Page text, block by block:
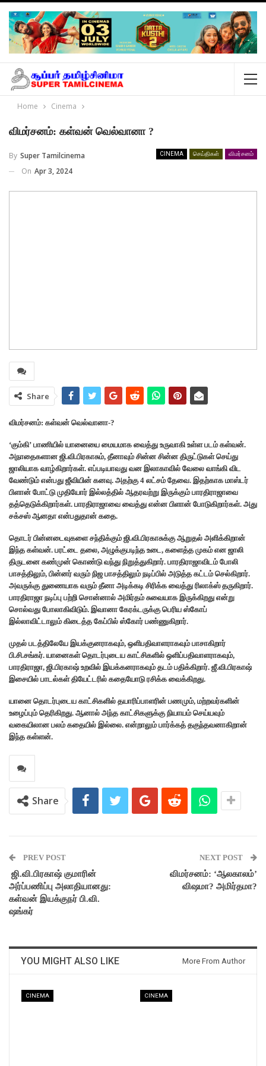
Home Cinema
விமர்சனம்: கள்வன் வெல்வானா ?
CINEMA செய்திகள் விமர்சனம்
By Super Tamilcinema
On Apr 3, 2024
Share
விமர்சனம்: கள்வன் வெல்வானா-?
‘கும்கி’ பாணியில் யானையை மையமாக வைத்து உருவாகி உள்ள படம் கள்வன்.
அநாதைகளான ஜி.வி.பிரகாசும், தீனாவும் சின்ன சின்ன திருட்டுகள் செய்து
ஜாலியாக வாழ்கிறார்கள். எப்படியாவது வன இலாகாவில் வேலை வாங்கி விட
வேண்டும் என்பது ஜீவியின் கனவு. அதற்கு 4 லட்சம் தேவை. இதற்காக மாஸ்டர்
பிளான் போட்டு முதியோர் இல்லத்தில் ஆதரவற்று இருக்கும் பாரதிராஜாவை
தத்தெடுக்கிறார்கள். பாரதிராஜாவை வைத்து என்ன பிளான் போடுகிறார்கள். அது
சக்சஸ் ஆனதா என்பதுதான் கதை.
தொடர் பின்னடைவுகளை சந்திக்கும் ஜி.வி.பிரகாசுக்கு ஆறுதல் அளிக்கிறான்
இந்த கள்வன். பரட்டை தலை, அழுக்குபடிந்த உடை, களைத்த முகம் என ஜாலி
திருடனை கண்முன் கொண்டு வந்து நிறுத்துகிறார். பாரதிராஜாவிடம் போலி
பாசத்திலும், பின்னர் வரும் நிஜ பாசத்திலும் நடிப்பில் அடுத்த கட்டம் செல்கிறார்.
அவருக்கு துணையாக வரும் தீனா அடிக்கடி சிரிக்க வைத்து ரிலாக்ஸ் தருகிறார்.
பாரதிராஜா நடிப்பு பற்றி சொன்னால் அமிர்தம் சுவையாக இருக்கிறது என்று
சொல்வது போலாகிவிடும். இவானா கேரக்டருக்கு பெரிய ஸ்கோப்
இல்லாவிட்டாலும் கிடைத்த கேப்பில் ஸ்கோர் பண்ணுகிறார்.
முதல் படத்திலேயே இயக்குனராகவும், ஒளிபதிவாளராகவும் பாசாகிறார்
பி.சி.சங்கர். யானைகள் தொடர்புடைய காட்சிகளில் ஒளிப்பதிவாளராகவும்,
பாரதிராஜா, ஜி.பிரகாஷ் உறவில் இயக்கனராகவும் தடம் பதிக்கிறார். ஜீ.வி.பிரகாஷ்
இசையில் பாடல்கள் தியேட்டரில் கதையோடு ரசிக்க வைக்கிறது.
யானை தொடர்புடைய காட்சிகளில் தயாரிப்பாளரின் பணமும், மற்றவர்களின்
உழைப்பும் தெரிகிறது. ஆனால் அந்த காட்சிகளுக்கு நியாயம் செய்யவும்
வகையிலான பலம் கதையில் இல்லை. என்றாலும் பார்க்கத் தகுந்தவனாகிறான்
இந்த கள்ளன்.
Share
PREV POST
ஜி.வி.பிரகாஷ் குமாரின்
அர்ப்பணிப்பு அலாதியானது:
கள்வன் இயக்குநர் பி.வி.
ஷங்கர்
NEXT POST
விமர்சனம்: ‘ஆலகாலம்’
விஷமா? அமிர்தமா?
YOU MIGHT ALSO LIKE More From Author
CINEMA CINEMA